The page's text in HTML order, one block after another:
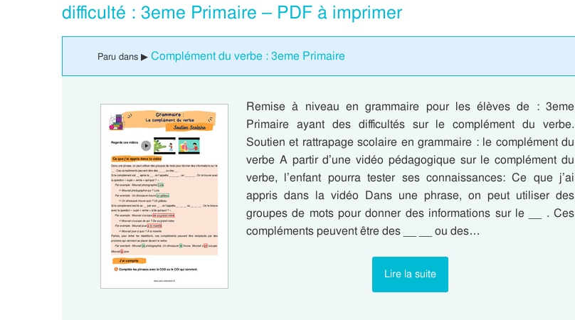
difficulté : 3eme Primaire – PDF à imprimer
Paru dans ▶ Complément du verbe : 3eme Primaire
Remise à niveau en grammaire pour les élèves de : 3eme
Primaire ayant des difficultés sur le complément du verbe.
Soutien et rattrapage scolaire en grammaire : le complément du
verbe A partir d’une vidéo pédagogique sur le complément du
verbe, l’enfant pourra tester ses connaissances: Ce que j’ai
appris dans la vidéo Dans une phrase, on peut utiliser des
groupes de mots pour donner des informations sur le __ . Ces
compléments peuvent être des __ __ ou des…
Lire la suite